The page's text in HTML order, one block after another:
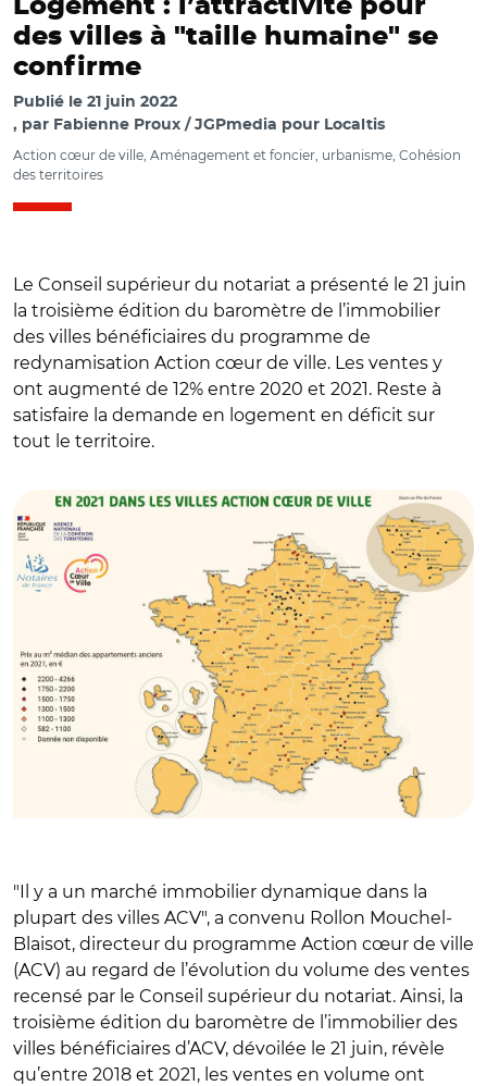
Logement : l’attractivité pour
des villes à "taille humaine" se
confirme
Publié le 21 juin 2022
par Fabienne Proux / JGPmedia pour Localtis
Action cœur de ville, Aménagement et foncier, urbanisme, Cohésion
des territoires
Le Conseil supérieur du notariat a présenté le 21 juin
la troisième édition du baromètre de l’immobilier
des villes bénéficiaires du programme de
redynamisation Action cœur de ville. Les ventes y
ont augmenté de 12% entre 2020 et 2021. Reste à
satisfaire la demande en logement en déficit sur
tout le territoire.
© 3e Baromètre de l’immobilier des villes moyennes
"Il y a un marché immobilier dynamique dans la
plupart des villes ACV", a convenu Rollon Mouchel-
Blaisot, directeur du programme Action cœur de ville
(ACV) au regard de l’évolution du volume des ventes
recensé par le Conseil supérieur du notariat. Ainsi, la
troisième édition du baromètre de l’immobilier des
villes bénéficiaires d’ACV, dévoilée le 21 juin, révèle
qu’entre 2018 et 2021, les ventes en volume ont